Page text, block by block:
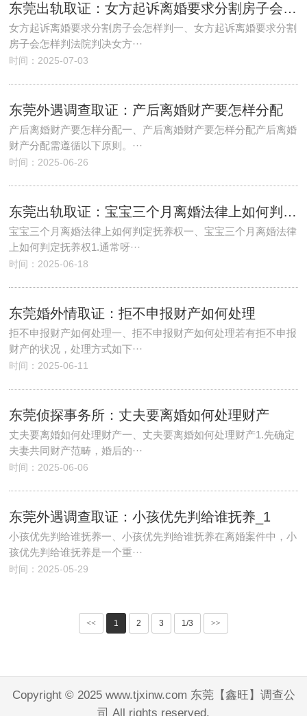
东莞出轨取证：女方起诉离婚要求分割房子会怎样判
女方起诉离婚要求分割房子会怎样判一、女方起诉离婚要求分割
房子会怎样判法院判决女方···
时间：2025-07-03
东莞外遇调查取证：产后离婚财产要怎样分配
产后离婚财产要怎样分配一、产后离婚财产要怎样分配产后离婚
财产分配需遵循以下原则。···
时间：2025-06-26
东莞出轨取证：宝宝三个月离婚法律上如何判定抚养权
宝宝三个月离婚法律上如何判定抚养权一、宝宝三个月离婚法律
上如何判定抚养权1.通常呀···
时间：2025-06-18
东莞婚外情取证：拒不申报财产如何处理
拒不申报财产如何处理一、拒不申报财产如何处理若有拒不申报
财产的状况，处理方式如下···
时间：2025-06-11
东莞侦探事务所：丈夫要离婚如何处理财产
丈夫要离婚如何处理财产一、丈夫要离婚如何处理财产1.先确定
夫妻共同财产范畴，婚后的···
时间：2025-06-06
东莞外遇调查取证：小孩优先判给谁抚养_1
小孩优先判给谁抚养一、小孩优先判给谁抚养在离婚案件中，小
孩优先判给谁抚养是一个重···
时间：2025-05-29
<< 1 2 3 1/3 >>
Copyright © 2025 www.tjxinw.com 东莞【鑫旺】调查公
司 All rights reserved.